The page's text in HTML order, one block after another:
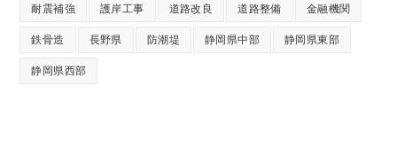
耐震補強 護岸工事 道路改良 道路整備 金融機関
鉄骨造 長野県 防潮堤 静岡県中部 静岡県東部
静岡県西部